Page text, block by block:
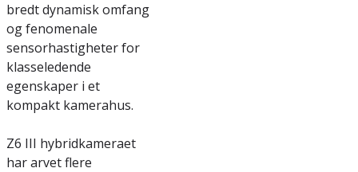
bredt dynamisk omfang
og fenomenale
sensorhastigheter for
klasseledende
egenskaper i et
kompakt kamerahus.
Z6 III hybridkameraet
har arvet flere